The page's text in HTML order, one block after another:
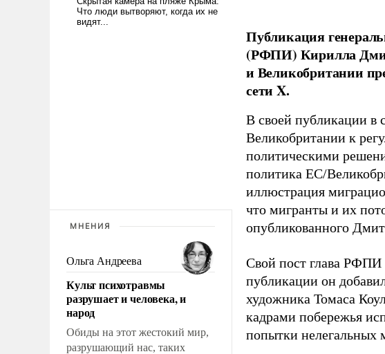
МНЕНИЯ
Ольга Андреева
Культ психотравмы
разрушает и человека, и
народ
Обиды на этот жестокий мир,
разрушающий нас, таких
Публикация
(РФПИ) Кирилла
и Великобритании
сети X.
В своей публикации в
Великобритании к
политическими
политика ЕС/
иллюстрация
что мигранты и их
опубликованного
Свой пост глава РФПИ
публикации он
художника Томаса
кадрами побережья
попытки нелегальных